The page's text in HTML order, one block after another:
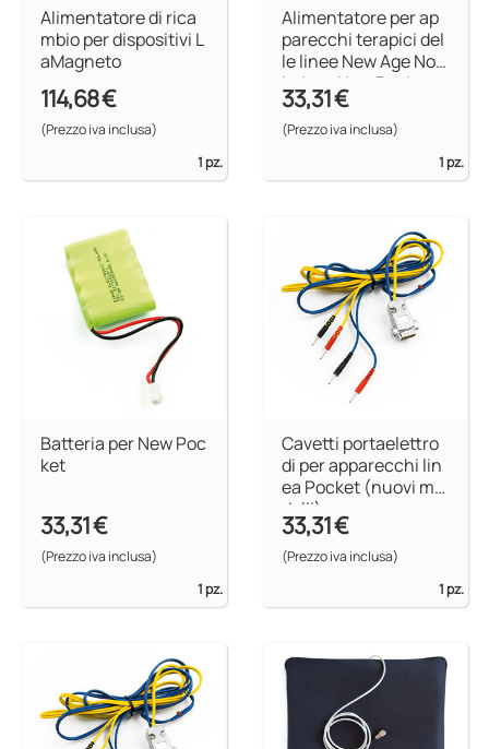
Alimentatore di rica
mbio per dispositivi L
aMagneto
114,68 €
(Prezzo iva inclusa)
1 pz.
Alimentatore per ap
parecchi terapici del
le linee New Age No L
imits e New Pocket
33,31 €
(Prezzo iva inclusa)
1 pz.
Batteria per New Poc
ket
33,31 €
(Prezzo iva inclusa)
1 pz.
Cavetti portaelettro
di per apparecchi lin
ea Pocket (nuovi mo
delli)
33,31 €
(Prezzo iva inclusa)
1 pz.